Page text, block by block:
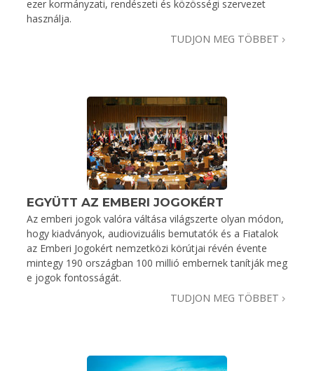
ezer kormányzati, rendészeti és közösségi szervezet
használja.
TUDJON MEG TÖBBET
EGYÜTT AZ EMBERI JOGOKÉRT
Az emberi jogok valóra váltása világszerte olyan módon,
hogy kiadványok, audiovizuális bemutatók és a Fiatalok
az Emberi Jogokért nemzetközi körútjai révén évente
mintegy 190 országban 100 millió embernek tanítják meg
e jogok fontosságát.
TUDJON MEG TÖBBET